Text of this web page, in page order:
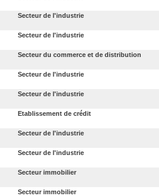
Secteur de l'industrie
Secteur de l'industrie
Secteur du commerce et de distribution
Secteur de l'industrie
Secteur de l'industrie
Etablissement de crédit
Secteur de l'industrie
Secteur de l'industrie
Secteur immobilier
Secteur immobilier